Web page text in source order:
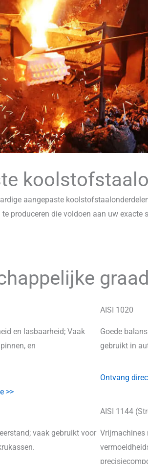
aangepaste
produceren die voldoen aan uw exacte
en lasbaarheid; Vaak
en
>>
AISI 1020
Goede
gebruikt in
Ontvang
vaak gebruikt voor
AISI 1144
Vrijmachines